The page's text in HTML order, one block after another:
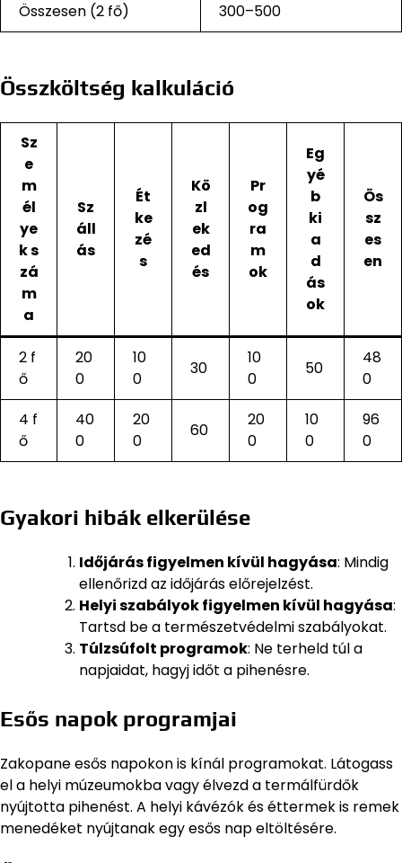
Összesen (2 fő)
300–500
Összköltség kalkuláció
Sz
e
m
él
ye
k s
zá
m
a
Sz
áll
ás
Ét
ke
zé
s
Kö
zl
ek
ed
és
Pr
og
ra
m
ok
Eg
yé
b
ki
a
d
ás
ok
Ös
sz
es
en
2 f
ő
20
0
10
0
30
10
0
50
48
0
4 f
ő
40
0
20
0
60
20
0
10
0
96
0
Gyakori hibák elkerülése
Időjárás figyelmen kívül hagyása: Mindig
ellenőrizd az időjárás előrejelzést.
Helyi szabályok figyelmen kívül hagyása:
Tartsd be a természetvédelmi szabályokat.
Túlzsúfolt programok: Ne terheld túl a
napjaidat, hagyj időt a pihenésre.
Esős napok programjai
Zakopane esős napokon is kínál programokat. Látogass
el a helyi múzeumokba vagy élvezd a termálfürdők
nyújtotta pihenést. A helyi kávézók és éttermek is remek
menedéket nyújtanak egy esős nap eltöltésére.